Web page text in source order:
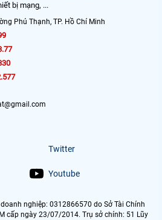
bị mạng, ...
Phú Thạnh, TP. Hồ Chí Minh
Twitter
Youtube
doanh nghiệp: 0312866570 do Sở Tài Chính
cấp ngày 23/07/2014. Trụ sở chính: 51 Lũy